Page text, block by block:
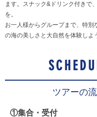
ます。スナック&ドリンク付きで
を。
お一人様からグループまで、特別
の海の美しさと大自然を体験しよ
ツアーの
​①集合・受付